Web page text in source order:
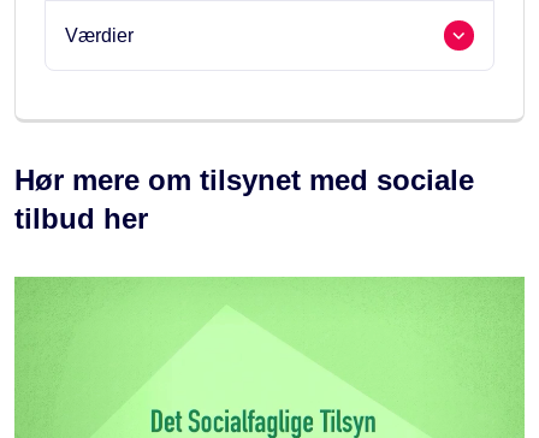
Værdier
Hør mere om tilsynet med sociale
tilbud her